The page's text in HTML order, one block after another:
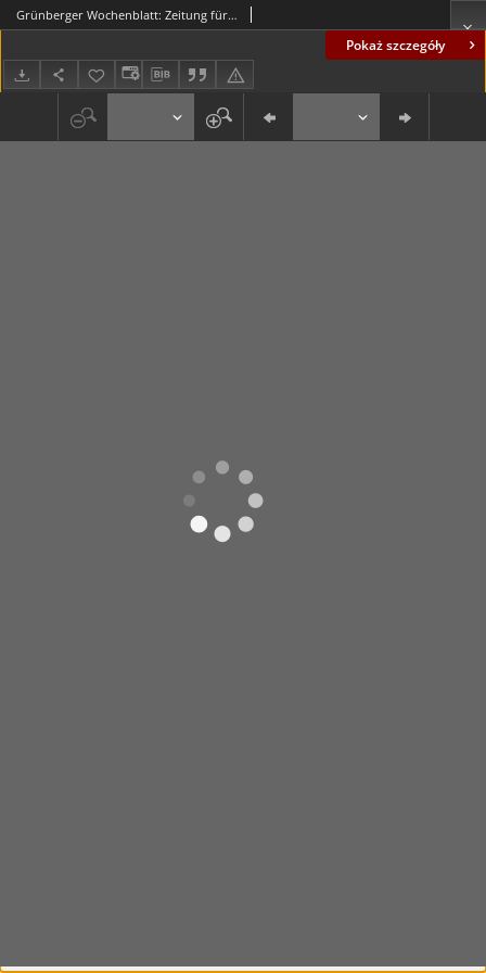
Pokaż szczegóły
Grünberger Wochenblatt: Zeitung für Stadt und Land, No. 106. (6. Mai 1920)